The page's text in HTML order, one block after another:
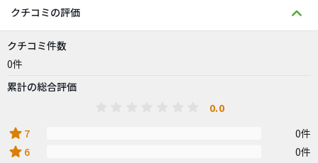
クチコミの評価
クチコミ件数
0件
累計の総合評価
0.0
star 7 0件
star 6 0件